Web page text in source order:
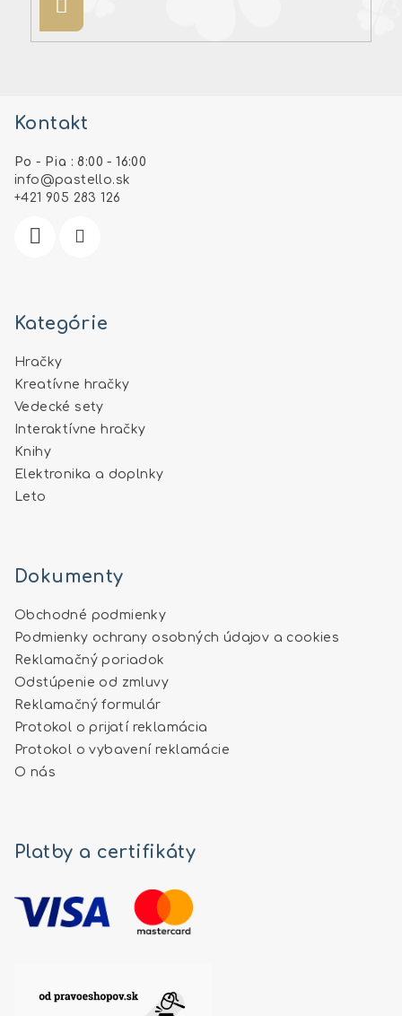
Kontakt
Po - Pia : 8:00 - 16:00
info @pastello.sk
+421 905 283 126
Kategórie
Hračky
Kreatívne hračky
Vedecké sety
Interaktívne hračky
Knihy
Elektronika a doplnky
Leto
Dokumenty
Obchodné podmienky
Podmienky ochrany osobných údajov a cookies
Reklamačný poriadok
Odstúpenie od zmluvy
Reklamačný formulár
Protokol o prijatí reklamácia
Protokol o vybavení reklamácie
O nás
Platby a certifikáty